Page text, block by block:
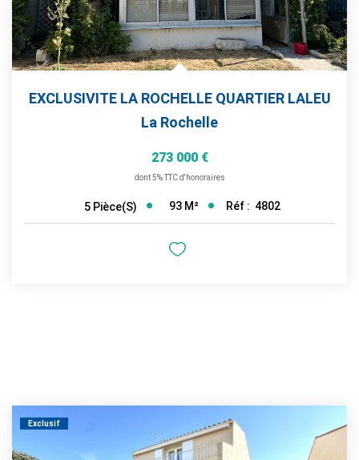
EXCLUSIVITE LA ROCHELLE QUARTIER LALEU
La Rochelle
273 000 €
dont 5% TTC d'honoraires
5 Pièce(s) 93 M² Réf : 4802
Exclusif